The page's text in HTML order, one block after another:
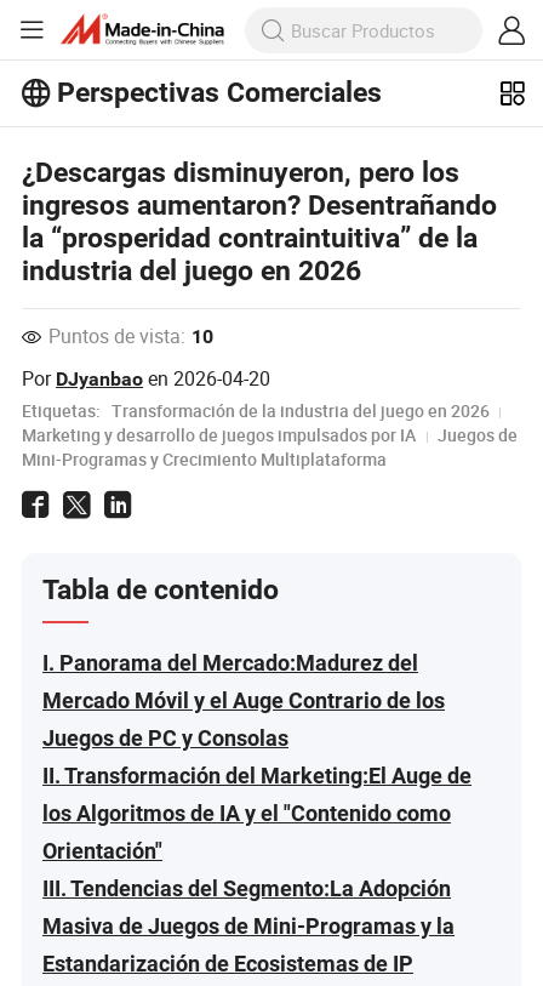
Perspectivas Comerciales
Ver Más
¿Descargas disminuyeron, pero los
ingresos aumentaron? Desentrañando
la “prosperidad contraintuitiva” de la
industria del juego en 2026
Puntos de vista: 10
Por DJyanbao en2026-04-20
Etiquetas: Transformación de la industria del juego en 2026
Marketing y desarrollo de juegos impulsados por IA
Juegos de
Mini-Programas y Crecimiento Multiplataforma
Tabla de contenido
I. Panorama del Mercado:Madurez del
Mercado Móvil y el Auge Contrario de los
Juegos de PC y Consolas
II. Transformación del Marketing:El Auge de
los Algoritmos de IA y el "Contenido como
Orientación"
III. Tendencias del Segmento:La Adopción
Masiva de Juegos de Mini-Programas y la
Estandarización de Ecosistemas de IP